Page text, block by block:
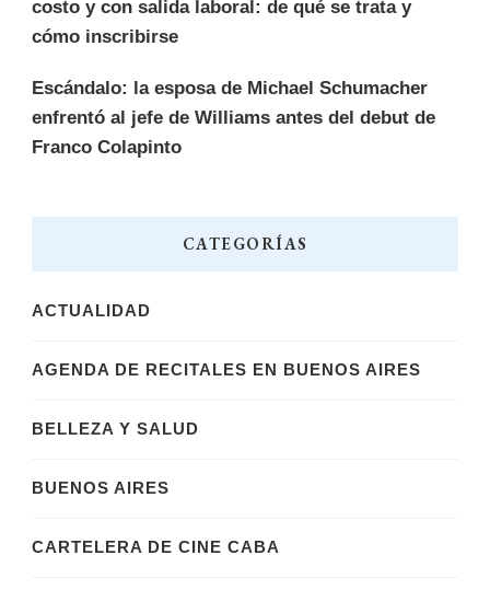
costo y con salida laboral: de qué se trata y
cómo inscribirse
Escándalo: la esposa de Michael Schumacher
enfrentó al jefe de Williams antes del debut de
Franco Colapinto
CATEGORÍAS
ACTUALIDAD
AGENDA DE RECITALES EN BUENOS AIRES
BELLEZA Y SALUD
BUENOS AIRES
CARTELERA DE CINE CABA